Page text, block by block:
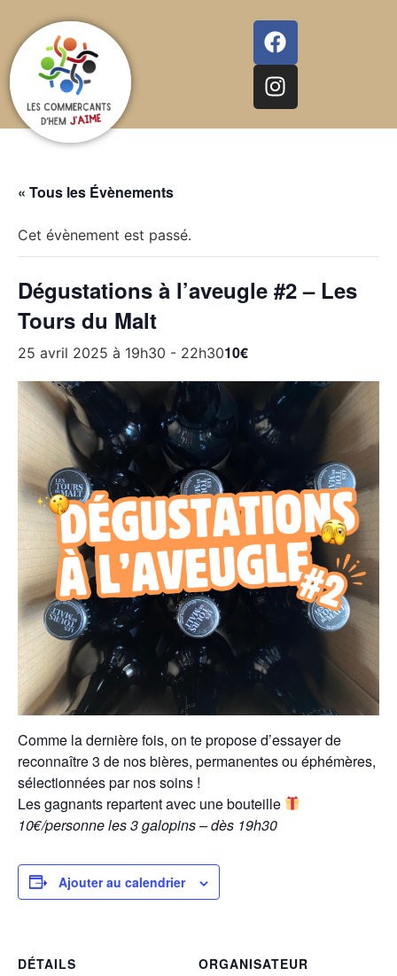
« Tous les Évènements
Cet évènement est passé.
Dégustations à l’aveugle #2 – Les
Tours du Malt
25 avril 2025 à 19h30 - 22h3010€
Comme la dernière fois, on te propose d’essayer de
reconnaître 3 de nos bières, permanentes ou éphémères,
sélectionnées par nos soins !
Les gagnants repartent avec une bouteille
10€/personne les 3 galopins – dès 19h30
Ajouter au calendrier
DÉTAILS
ORGANISATEUR